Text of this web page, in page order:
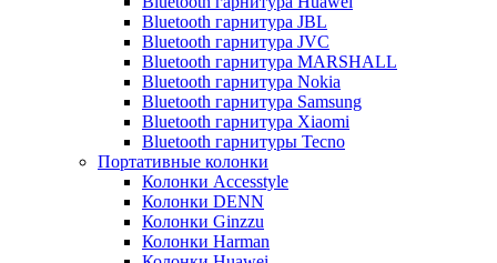
Bluetooth гарнитура JBL
Bluetooth гарнитура JVC
Bluetooth гарнитура MARSHALL
Bluetooth гарнитура Nokia
Bluetooth гарнитура Samsung
Bluetooth гарнитура Xiaomi
Bluetooth гарнитуры Tecno
Портативные колонки
Колонки Accesstyle
Колонки DENN
Колонки Ginzzu
Колонки Harman